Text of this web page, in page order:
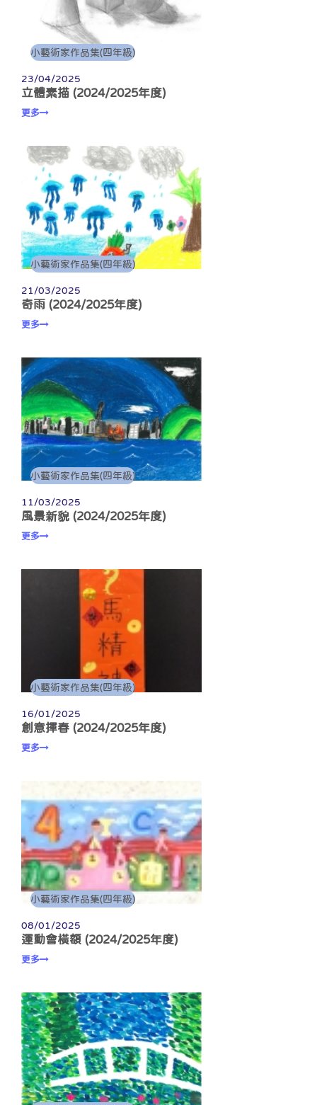
小藝術家作品集(四年級)
23/04/2025
立體素描 (2024/2025年度)
更多
小藝術家作品集(四年級)
21/03/2025
奇雨 (2024/2025年度)
更多
小藝術家作品集(四年級)
11/03/2025
風景新貌 (2024/2025年度)
更多
小藝術家作品集(四年級)
16/01/2025
創意揮春 (2024/2025年度)
更多
小藝術家作品集(四年級)
08/01/2025
運動會橫額 (2024/2025年度)
更多